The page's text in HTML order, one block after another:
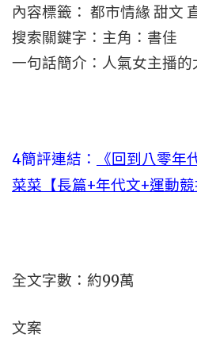
內容標籤： 都市情緣 甜文
搜索關鍵字：主角：書佳
一句話簡介：人氣女主播的
4簡評連結：
《回到八零年
菜菜【長篇+年代文+運動競
全文字數：約99萬
文案